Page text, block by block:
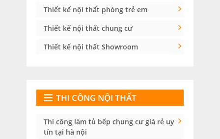
Thiết kế nội thất phòng trẻ em
Thiết kế nội thất chung cư
Thiết kế nội thất Showroom
THI CÔNG NỘI THẤT
Thi công làm tủ bếp chung cư giá rẻ uy
tín tại hà nội